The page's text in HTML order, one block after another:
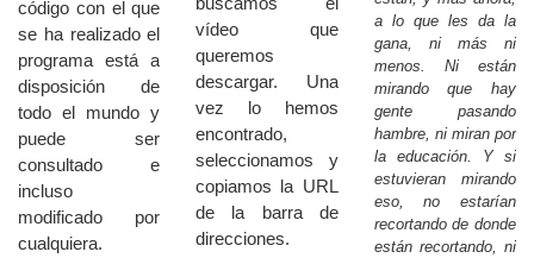
código con el que
se ha realizado el
programa está a
disposición de
todo el mundo y
puede ser
consultado e
incluso
modificado por
cualquiera.
vídeo que
queremos
descargar. Una
vez lo hemos
encontrado,
seleccionamos y
copiamos la URL
de la barra de
direcciones.
a lo que les da la
gana, ni más ni
menos. Ni están
mirando que hay
gente pasando
hambre, ni miran por
la educación. Y si
estuvieran mirando
eso, no estarían
recortando de donde
están recortando, ni